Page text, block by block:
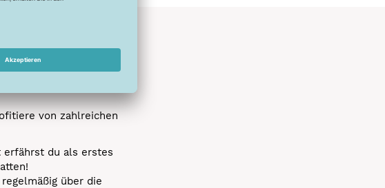
von zahlreichen
erfährst du als erstes
über die